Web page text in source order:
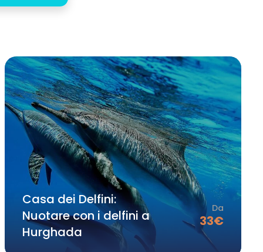
Casa dei Delfini:
Nuotare con i delfini a
Hurghada
Da
33€